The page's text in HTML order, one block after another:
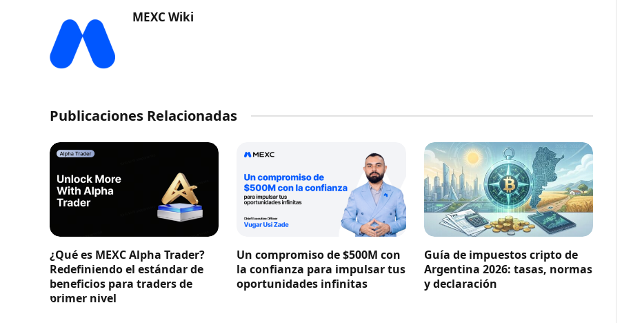
MEXC Wiki
Publicaciones Relacionadas
¿Qué es MEXC Alpha Trader?
Redefiniendo el estándar de
beneficios para traders de
primer nivel
Un compromiso de $500M con
la confianza para impulsar tus
oportunidades infinitas
Guía de impuestos cripto de
Argentina 2026: tasas, normas
y declaración